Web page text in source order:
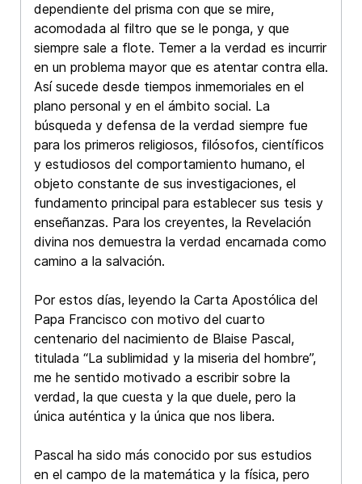
dependiente del prisma con que se mire,
acomodada al filtro que se le ponga, y que
siempre sale a flote. Temer a la verdad es incurrir
en un problema mayor que es atentar contra ella.
Así sucede desde tiempos inmemoriales en el
plano personal y en el ámbito social. La
búsqueda y defensa de la verdad siempre fue
para los primeros religiosos, filósofos, científicos
y estudiosos del comportamiento humano, el
objeto constante de sus investigaciones, el
fundamento principal para establecer sus tesis y
enseñanzas. Para los creyentes, la Revelación
divina nos demuestra la verdad encarnada como
camino a la salvación.
Por estos días, leyendo la Carta Apostólica del
Papa Francisco con motivo del cuarto
centenario del nacimiento de Blaise Pascal,
titulada “La sublimidad y la miseria del hombre”,
me he sentido motivado a escribir sobre la
verdad, la que cuesta y la que duele, pero la
única auténtica y la única que nos libera.
Pascal ha sido más conocido por sus estudios
en el campo de la matemática y la física, pero